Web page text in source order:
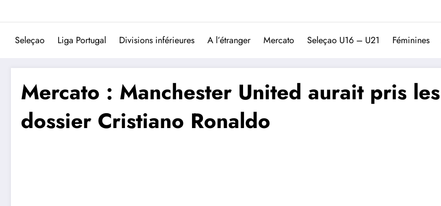
Trivela
L'actualité du football
Seleçao Liga Portugal Divisions inférieures A l’étranger Mercato Seleçao U16 – U21 Féminines
Mercato : Manchester United aurait pris
dossier Cristiano Ronaldo